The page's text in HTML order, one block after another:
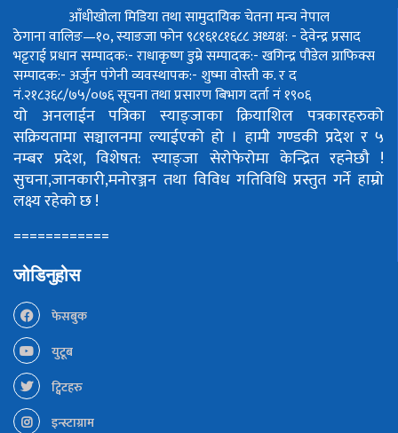
आँधीखोला मिडिया तथा सामुदायिक चेतना मन्च नेपाल
ठेगाना वालिङ—१०, स्याङजा फोन ९८१६१८१६८८अध्यक्ष: - देवेन्द्र प्रसाद
भट्टराईप्रधान सम्पादक:- राधाकृष्ण डुम्रेसम्पादक:- खगिन्द्र पौडेलग्राफिक्स
सम्पादक:- अर्जुन पंगेनीव्यवस्थापक:- शुष्मा वोस्तीक. र द
नं.२१८३६८/७५/०७६सूचना तथा प्रसारण बिभाग दर्ता नं १९०६
यो अनलाईन पत्रिका स्याङ्जाका क्रियाशिल पत्रकारहरुको
सक्रियतामा सञ्चालनमा ल्याईएको हो । हामी गण्डकी प्रदेश र ५
नम्बर प्रदेश, विशेषत: स्याङ्जा सेरोफेरोमा केन्द्रित रहनेछौ !
सुचना,जानकारी,मनोरञ्जन तथा विविध गतिविधि प्रस्तुत गर्ने हाम्रो
लक्ष्य रहेको छ !
============
जोडिनुहोस
फेसबुक
युटूब
ट्विटहरु
इन्स्टाग्राम